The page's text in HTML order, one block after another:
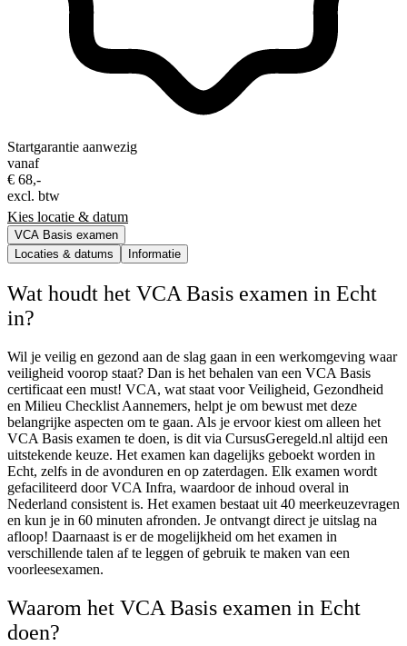
Startgarantie aanwezig
vanaf
€ 68,-
excl. btw
Kies locatie & datum
VCA Basis examen
Locaties & datums
Informatie
Wat houdt het VCA Basis examen in Echt
in?
Wil je veilig en gezond aan de slag gaan in een werkomgeving waar
veiligheid voorop staat? Dan is het behalen van een VCA Basis
certificaat een must! VCA, wat staat voor Veiligheid, Gezondheid
en Milieu Checklist Aannemers, helpt je om bewust met deze
belangrijke aspecten om te gaan. Als je ervoor kiest om alleen het
VCA Basis examen te doen, is dit via CursusGeregeld.nl altijd een
uitstekende keuze. Het examen kan dagelijks geboekt worden in
Echt, zelfs in de avonduren en op zaterdagen. Elk examen wordt
gefaciliteerd door VCA Infra, waardoor de inhoud overal in
Nederland consistent is. Het examen bestaat uit 40 meerkeuzevragen
en kun je in 60 minuten afronden. Je ontvangt direct je uitslag na
afloop! Daarnaast is er de mogelijkheid om het examen in
verschillende talen af te leggen of gebruik te maken van een
voorleesexamen.
Waarom het VCA Basis examen in Echt
doen?